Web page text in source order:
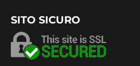
SITO SICURO